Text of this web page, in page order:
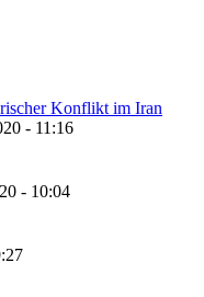
Konflikt im Iran
- 11:16
- 10:04